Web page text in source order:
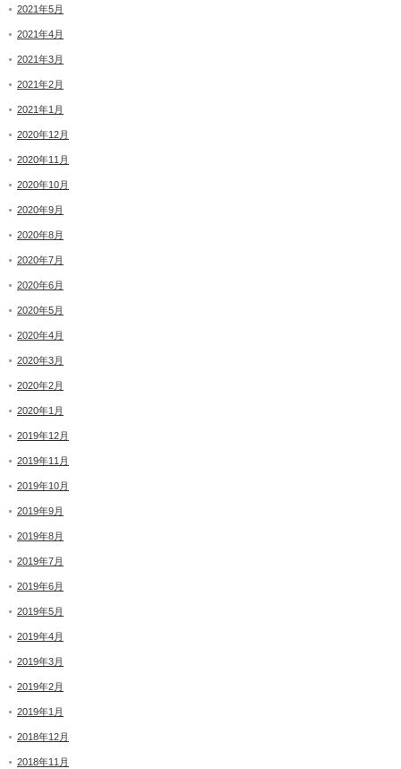
2021年5月
2021年4月
2021年3月
2021年2月
2021年1月
2020年12月
2020年11月
2020年10月
2020年9月
2020年8月
2020年7月
2020年6月
2020年5月
2020年4月
2020年3月
2020年2月
2020年1月
2019年12月
2019年11月
2019年10月
2019年9月
2019年8月
2019年7月
2019年6月
2019年5月
2019年4月
2019年3月
2019年2月
2019年1月
2018年12月
2018年11月